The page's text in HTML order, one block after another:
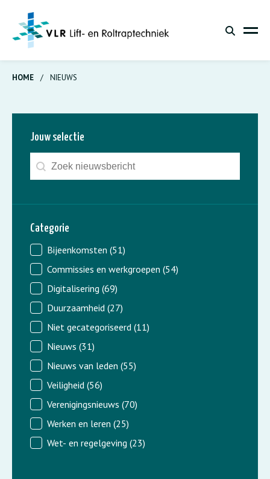
HOME / NIEUWS
Jouw selectie
Zoeken - nieuws
Search content
Categorie
Nieuws - categorie
Bijeenkomsten (51)
Commissies en werkgroepen (54)
Digitalisering (69)
Duurzaamheid (27)
Niet gecategoriseerd (11)
Nieuws (31)
Nieuws van leden (55)
Veiligheid (56)
Verenigingsnieuws (70)
Werken en leren (25)
Wet- en regelgeving (23)